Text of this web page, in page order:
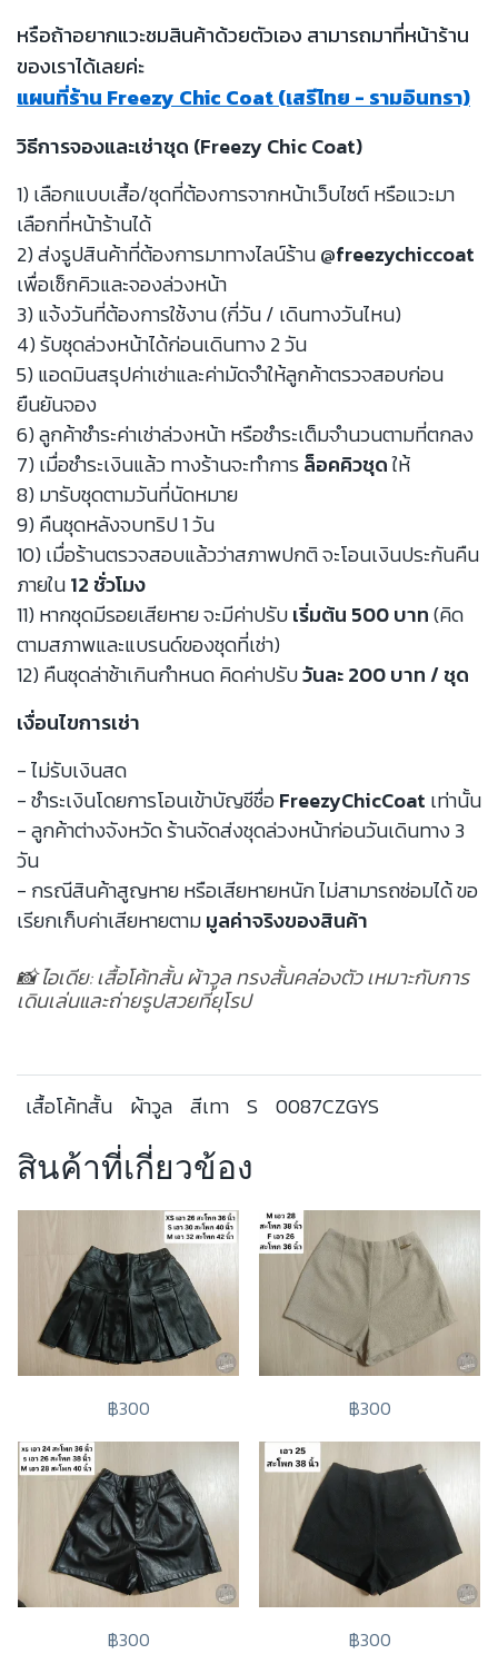
หรือถ้าอยากแวะชมสินค้าด้วยตัวเอง สามารถมาที่หน้าร้าน
ของเราได้เลยค่ะ
แผนที่ร้าน Freezy Chic Coat (เสรีไทย - รามอินทรา)
วิธีการจองและเช่าชุด (Freezy Chic Coat)
1) เลือกแบบเสื้อ/ชุดที่ต้องการจากหน้าเว็บไซต์ หรือแวะมา
เลือกที่หน้าร้านได้
2) ส่งรูปสินค้าที่ต้องการมาทางไลน์ร้าน@freezychiccoat
เพื่อเช็กคิวและจองล่วงหน้า
3) แจ้งวันที่ต้องการใช้งาน (กี่วัน / เดินทางวันไหน)
4) รับชุดล่วงหน้าได้ก่อนเดินทาง 2 วัน
5) แอดมินสรุปค่าเช่าและค่ามัดจำให้ลูกค้าตรวจสอบก่อน
ยืนยันจอง
6) ลูกค้าชำระค่าเช่าล่วงหน้า หรือชำระเต็มจำนวนตามที่ตกลง
7) เมื่อชำระเงินแล้ว ทางร้านจะทำการล็อคคิวชุดให้
8) มารับชุดตามวันที่นัดหมาย
9) คืนชุดหลังจบทริป 1 วัน
10) เมื่อร้านตรวจสอบแล้วว่าสภาพปกติ จะโอนเงินประกันคืน
ภายใน12 ชั่วโมง
11) หากชุดมีรอยเสียหาย จะมีค่าปรับเริ่มต้น 500 บาท(คิด
ตามสภาพและแบรนด์ของชุดที่เช่า)
12) คืนชุดล่าช้าเกินกำหนด คิดค่าปรับวันละ 200 บาท / ชุด
เงื่อนไขการเช่า
- ไม่รับเงินสด
- ชำระเงินโดยการโอนเข้าบัญชีชื่อFreezyChicCoat เท่านั้น
- ลูกค้าต่างจังหวัด ร้านจัดส่งชุดล่วงหน้าก่อนวันเดินทาง 3
วัน
- กรณีสินค้าสูญหาย หรือเสียหายหนัก ไม่สามารถซ่อมได้ ขอ
เรียกเก็บค่าเสียหายตามมูลค่าจริงของสินค้า
📸 ไอเดีย: เสื้อโค้ทสั้น ผ้าวูล ทรงสั้นคล่องตัว เหมาะกับการ
เดินเล่นและถ่ายรูปสวยที่ยุโรป
เสื้อโค้ทสั้น ผ้าวูล สีเทา S 0087CZGYS
สินค้าที่เกี่ยวข้อง
฿300 ฿300
฿300 ฿300